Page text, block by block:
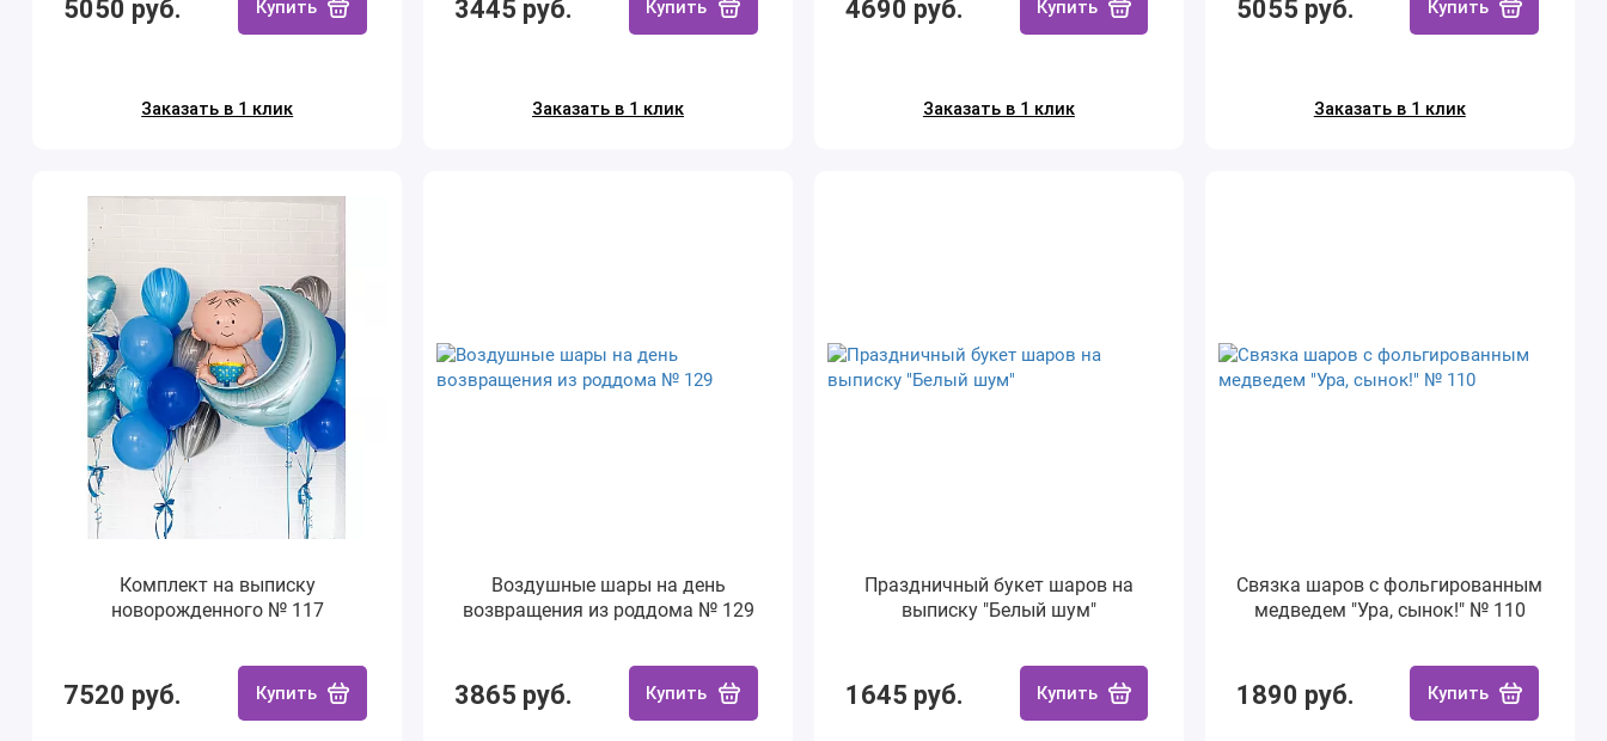
5050 руб. Купить
Заказать в 1 клик
3445 руб. Купить
Заказать в 1 клик
4690 руб. Купить
Заказать в 1 клик
5055 руб. Купить
Заказать в 1 клик
Комплект на выписку
новорожденного № 117
7520 руб. Купить
Воздушные шары на день
возвращения из роддома № 129
3865 руб. Купить
Праздничный букет шаров на
выписку "Белый шум"
1645 руб. Купить
Связка шаров с фольгированным
медведем "Ура, сынок!" № 110
1890 руб. Купить